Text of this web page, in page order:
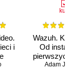
i
kurs
Wazuh. Kurs
Od
pierwszych
Adam